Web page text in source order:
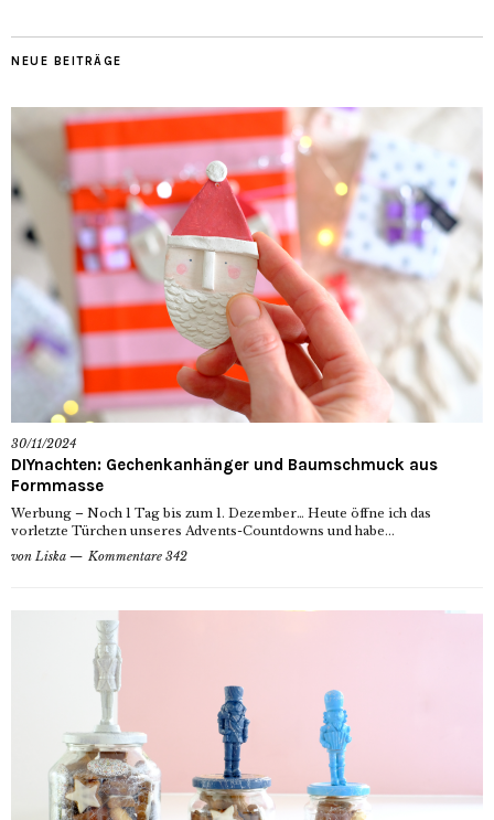
NEUE BEITRÄGE
30/11/2024
DIYnachten: Gechenkanhänger und Baumschmuck aus
Formmasse
Werbung – Noch 1 Tag bis zum 1. Dezember… Heute öffne ich das
vorletzte Türchen unseres Advents-Countdowns und habe...
von Liska Kommentare 342